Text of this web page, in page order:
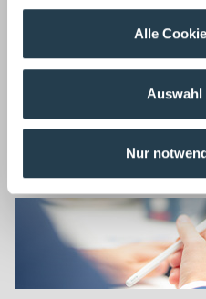
Alle
Auswahl
Nur
Auf dem neuesten Stand
Unsere Mitarbeiter
Wirtschaftsprüfung ›